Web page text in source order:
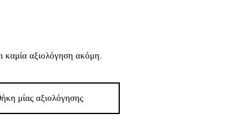
καμία αξιολόγηση ακόμη.
μίας αξιολόγησης